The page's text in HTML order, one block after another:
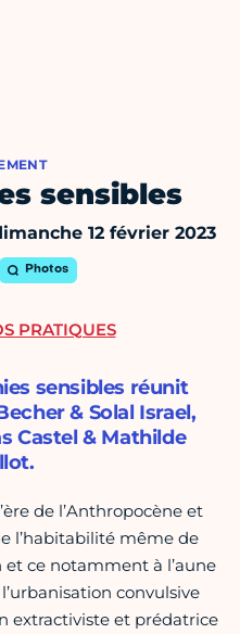
sensibles
12 février 2023
Photos
sensibles réunit
& Solal Israel,
Castel & Mathilde
de l’Anthropocène et
l’habitabilité même de
ce notamment à l’aune
convulsive
extractiviste et prédatrice
PRATIQUES